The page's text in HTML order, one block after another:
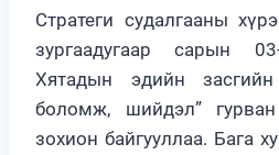
Стратеги судалгааны
зургаадугаар сарын
Хятадын эдийн
боломж, шийдэл”
зохион байгууллаа. Бага